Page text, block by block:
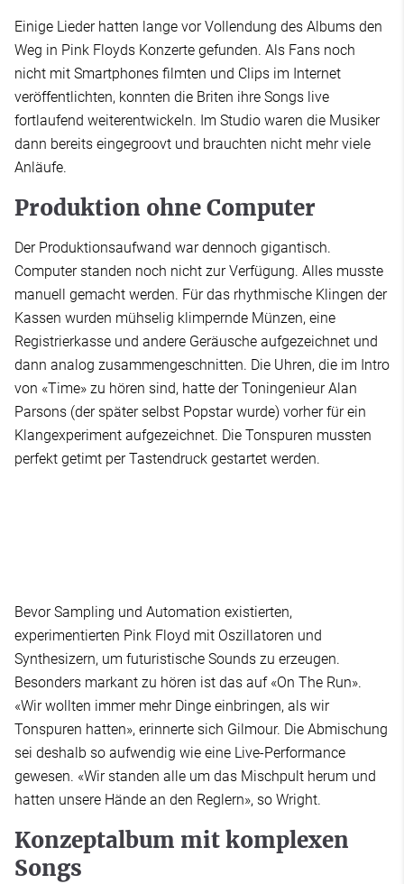
Einige Lieder hatten lange vor Vollendung des Albums den
Weg in Pink Floyds Konzerte gefunden. Als Fans noch
nicht mit Smartphones filmten und Clips im Internet
veröffentlichten, konnten die Briten ihre Songs live
fortlaufend weiterentwickeln. Im Studio waren die Musiker
dann bereits eingegroovt und brauchten nicht mehr viele
Anläufe.
Produktion ohne Computer
Der Produktionsaufwand war dennoch gigantisch.
Computer standen noch nicht zur Verfügung. Alles musste
manuell gemacht werden. Für das rhythmische Klingen der
Kassen wurden mühselig klimpernde Münzen, eine
Registrierkasse und andere Geräusche aufgezeichnet und
dann analog zusammengeschnitten. Die Uhren, die im Intro
von «Time» zu hören sind, hatte der Toningenieur Alan
Parsons (der später selbst Popstar wurde) vorher für ein
Klangexperiment aufgezeichnet. Die Tonspuren mussten
perfekt getimt per Tastendruck gestartet werden.
Bevor Sampling und Automation existierten,
experimentierten Pink Floyd mit Oszillatoren und
Synthesizern, um futuristische Sounds zu erzeugen.
Besonders markant zu hören ist das auf «On The Run».
«Wir wollten immer mehr Dinge einbringen, als wir
Tonspuren hatten», erinnerte sich Gilmour. Die Abmischung
sei deshalb so aufwendig wie eine Live-Performance
gewesen. «Wir standen alle um das Mischpult herum und
hatten unsere Hände an den Reglern», so Wright.
Konzeptalbum mit komplexen
Songs